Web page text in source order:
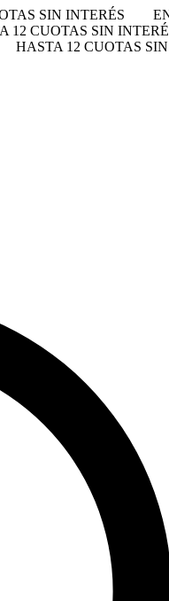
SIN INTERÉS
12 CUOTAS SIN
HASTA 12 CUOTAS